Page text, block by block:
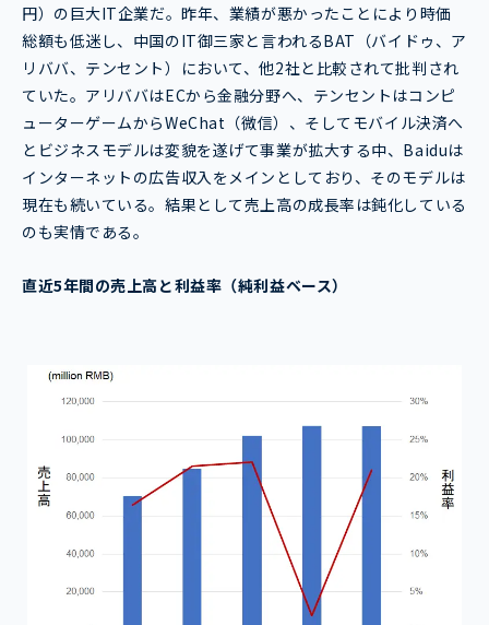
円）の巨大IT企業だ。昨年、業績が悪かったことにより時価
総額も低迷し、中国のIT御三家と言われるBAT（バイドゥ、ア
リババ、テンセント）において、他2社と比較されて批判され
ていた。アリババはECから金融分野へ、テンセントはコンピ
ューターゲームからWeChat（微信）、そしてモバイル決済へ
とビジネスモデルは変貌を遂げて事業が拡大する中、Baiduは
インターネットの広告収入をメインとしており、そのモデルは
現在も続いている。結果として売上高の成長率は鈍化している
のも実情である。
直近5年間の売上高と利益率（純利益ベース）